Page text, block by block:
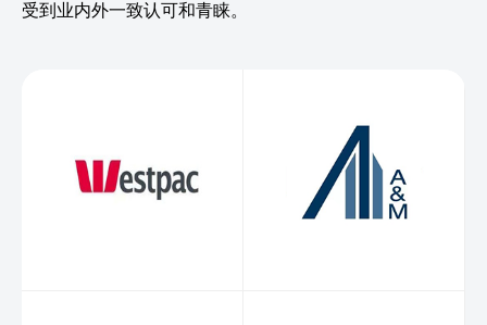
受到业内外一致认可和青睐。